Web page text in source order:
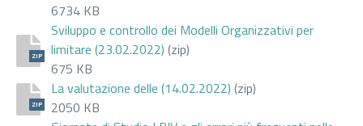
6734 KB
ZIP
Sviluppo e controllo dei Modelli Organizzativi per
limitare (23.02.2022) (zip)
675 KB
ZIP
La valutazione delle (14.02.2022) (zip)
2050 KB